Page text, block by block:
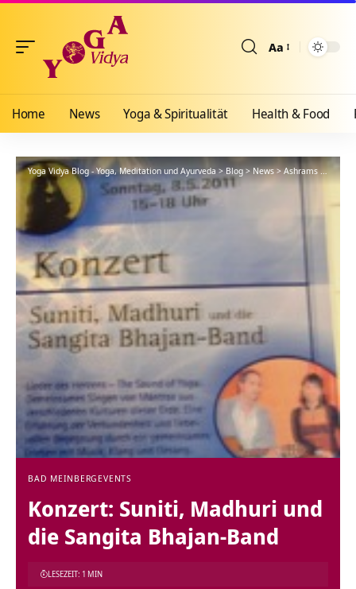
Aa
Home News Yoga & Spiritualität Health & Food
Yoga Vidya Blog - Yoga, Meditation und Ayurveda>Blog>News>Ashrams> Bad
BAD MEINBERG EVENTS
Konzert: Suniti, Madhuri und
die Sangita Bhajan-Band
LESEZEIT: 1 MIN